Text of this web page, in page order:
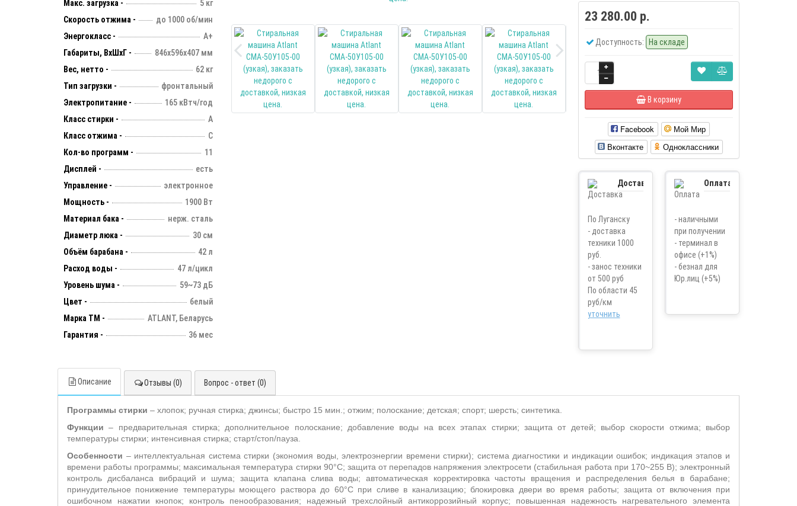
Макс. загрузка -
5 кг
Скорость отжима -
до 1000 об/мин
Энергокласс -
А+
Габариты, ВхШхГ -
846х596х407 мм
Вес, нетто -
62 кг
Тип загрузки -
фронтальный
Электропитание -
165 кВтч/год
Класс стирки -
А
Класс отжима -
С
Кол-во программ -
11
Дисплей -
есть
Управление -
электронное
Мощность -
1900 Вт
Материал бака -
нерж. сталь
Диаметр люка -
30 см
Объём барабана -
42 л
Расход воды -
47 л/цикл
Уровень шума -
59~73 дБ
Цвет -
белый
Марка ТМ -
ATLANT, Беларусь
Гарантия -
36 мес
23 280.00 р.
Доступность: На складе
В корзину
Facebook
Мой Мир
Вконтакте
Одноклассники
Доставка
По Луганску
- доставка
техники 1000
руб.
- занос техники
от 500 руб
По области 45
руб/км
уточнить
Оплата
- наличными
при получении
- терминал в
офисе (+1%)
- безнал для
Юр.лиц (+5%)
Описание Отзывы (0) Вопрос - ответ (0)
Программы стирки – хлопок; ручная стирка; джинсы; быстро 15 мин.; отжим; полоскание; детская; спорт; шерсть; синтетика.
Функции– предварительная стирка; дополнительное полоскание; добавление воды на всех этапах стирки; защита от детей; выбор скорости отжима; выбор
температуры стирки; интенсивная стирка; старт/стоп/пауза.
Особенности – интеллектуальная система стирки (экономия воды, электроэнергии времени стирки); система диагностики и индикации ошибок; индикация этапов и
времени работы программы; максимальная температура стирки 90°С; защита от перепадов напряжения электросети (стабильная работа при 170~255 В); электронный
контроль дисбаланса вибраций и шума; защита клапана слива воды; автоматическая корректировка частоты вращения и распределения белья в барабане;
принудительное понижение температуры моющего раствора до 60°С при сливе в канализацию; блокировка двери во время работы; защита от включения при
ошибочном нажатии кнопок; контроль пенообразования; надежный трехслойный антикоррозийный корпус; повышенная надежность нагревательного элемента